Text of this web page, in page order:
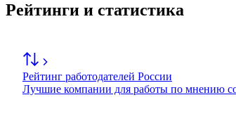
Рейтинги и статистика
Рейтинг работодателей России
Лучшие компании для работы по мнению